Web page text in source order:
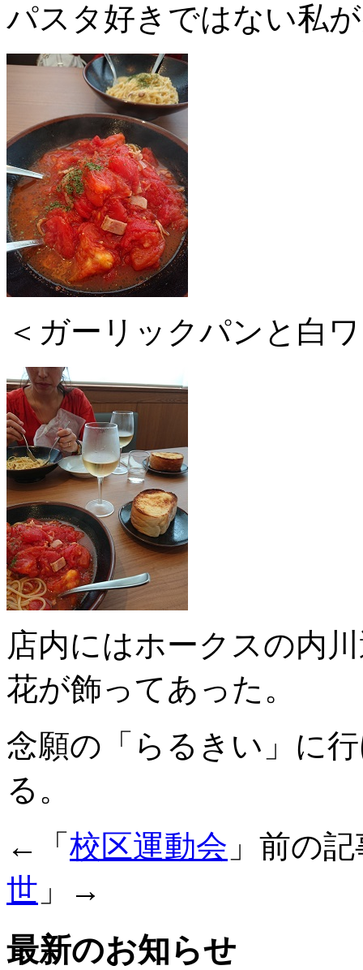
パスタ好きではない私
＜ガーリックパンと白
店内にはホークスの内
花が飾ってあった。
念願の「らるきい」に
る。
←「 校区運動会 」前の
世 」→
最新のお知らせ